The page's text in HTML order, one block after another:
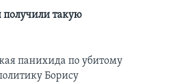
такую
панихида по убитому
Борису